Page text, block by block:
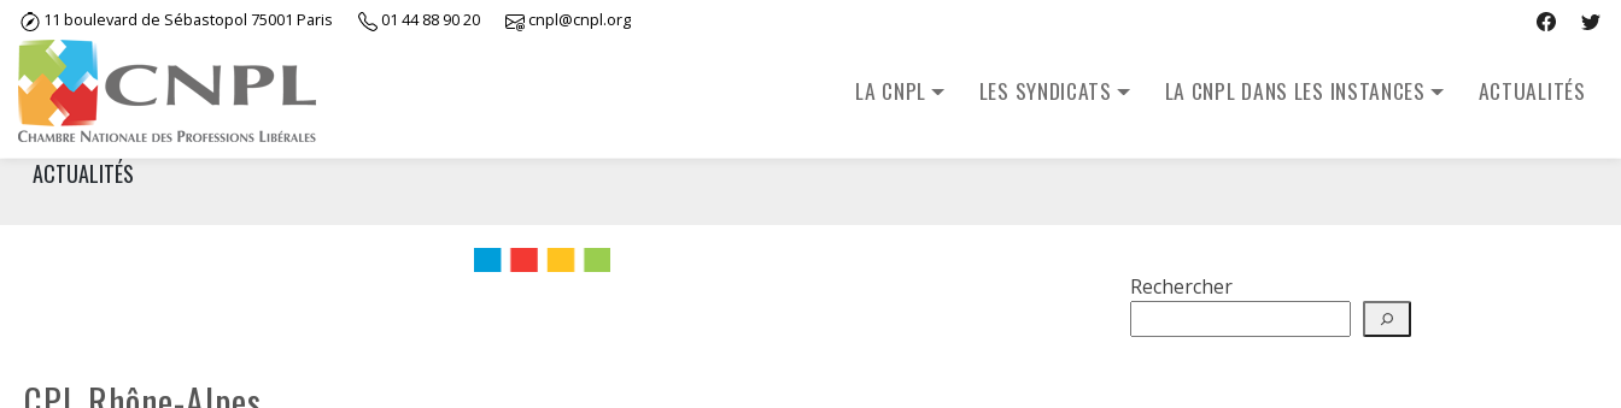
Skip
content
11 boulevard de Sébastopol 75001 Paris 01 44 88 90 20 cnpl@cnpl.org
LA CNPL LES SYNDICATS LA CNPL DANS LES INSTANCES ACTUALITÉS
ACTUALITÉS
Rechercher